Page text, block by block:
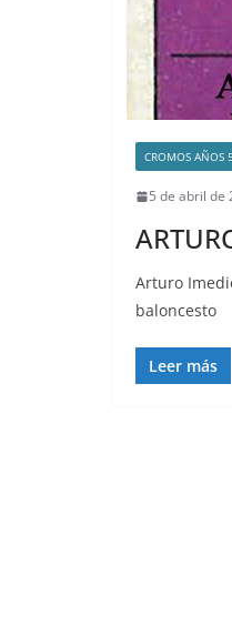
CROMOS AÑOS
5 de abril de
Arturo
baloncesto
Leer más